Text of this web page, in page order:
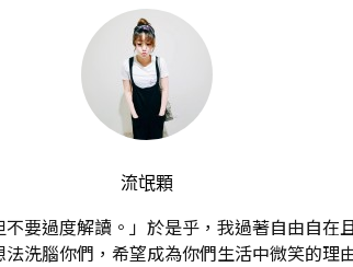
流氓顆
不要過度解讀。」於是乎，我過著自由自
洗腦你們，希望成為你們生活中微笑的理